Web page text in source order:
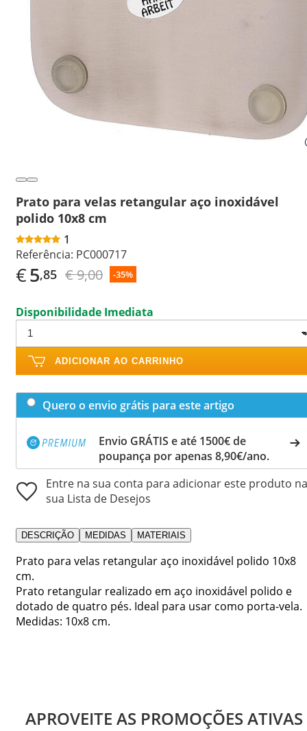
Prato para velas retangular aço inoxidável
polido 10x8 cm
1
Referência: PC000717
€5,85 € 9,00 -35%
Disponibilidade Imediata
ADICIONAR AO CARRINHO
Quero o envio grátis para este artigo
Envio GRÁTIS e até 1500€ de
poupança por apenas 8,90€/ano.
Entre na sua conta para adicionar este produto na
sua Lista de Desejos
DESCRIÇÃO MEDIDAS MATERIAIS
Prato para velas retangular aço inoxidável polido 10x8
cm.
Prato retangular realizado em aço inoxidável polido e
dotado de quatro pés. Ideal para usar como porta-vela.
Medidas: 10x8 cm.
APROVEITE AS PROMOÇÕES ATIVAS